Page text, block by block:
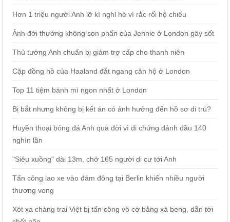
Hơn 1 triệu người Anh lỡ kì nghỉ hè vì rắc rối hộ chiếu
Ảnh đời thường không son phấn của Jennie ở London gây sốt
Thủ tướng Anh chuẩn bị giảm trợ cấp cho thanh niên
Cặp đồng hồ của Haaland đắt ngang căn hộ ở London
Top 11 tiệm bánh mì ngon nhất ở London
Bị bắt nhưng không bị kết án có ảnh hưởng đến hồ sơ di trú?
Huyền thoại bóng đá Anh qua đời vì di chứng đánh đầu 140
nghìn lần
"Siêu xuồng" dài 13m, chở 165 người di cư tới Anh
Tấn công lao xe vào đám đông tại Berlin khiến nhiều người
thương vong
Xót xa chàng trai Việt bị tấn công vô cớ bằng xà beng, dẫn tới